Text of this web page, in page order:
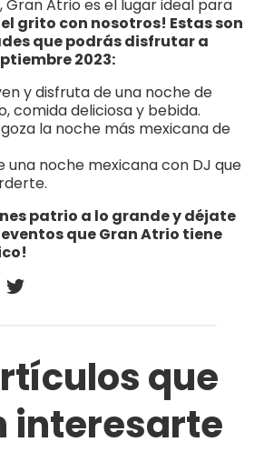
Gran Atrio es el lugar ideal para
el grito con nosotros! Estas son
que podrás disfrutar a
2023:
y disfruta de una noche de
comida deliciosa y bebida.
la noche más mexicana de
una noche mexicana con DJ que
patrio a lo grande y déjate
que Gran Atrio tiene
que
interesarte